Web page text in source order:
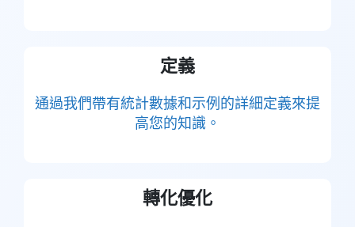
定義
通過我們帶有統計數據和示例的詳細定義來提
高您的知識。
轉化優化